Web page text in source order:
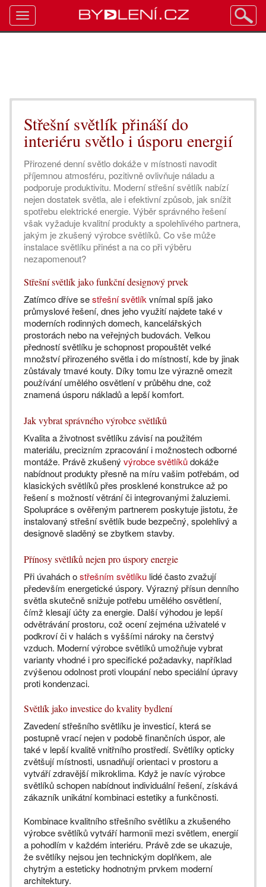
Střešní světlík přináší do
interiéru světlo i úsporu energií
Přirozené denní světlo dokáže v místnosti navodit
příjemnou atmosféru, pozitivně ovlivňuje náladu a
podporuje produktivitu. Moderní střešní světlík nabízí
nejen dostatek světla, ale i efektivní způsob, jak snížit
spotřebu elektrické energie. Výběr správného řešení
však vyžaduje kvalitní produkty a spolehlivého partnera,
jakým je zkušený výrobce světlíků. Co vše může
instalace světlíku přinést a na co při výběru
nezapomenout?
Střešní světlík jako funkční designový prvek
Zatímco dříve sestřešní světlík vnímal spíš jako
průmyslové řešení, dnes jeho využití najdete také v
moderních rodinných domech, kancelářských
prostorách nebo na veřejných budovách. Velkou
předností světlíku je schopnost propouštět velké
množství přirozeného světla i do místností, kde by jinak
zůstávaly tmavé kouty. Díky tomu lze výrazně omezit
používání umělého osvětlení v průběhu dne, což
znamená úsporu nákladů a lepší komfort.
Jak vybrat správného výrobce světlíků
Kvalita a životnost světlíku závisí na použitém
materiálu, precizním zpracování i možnostech odborné
montáže. Právě zkušený výrobce světlíkůdokáže
nabídnout produkty přesně na míru vašim potřebám, od
klasických světlíků přes prosklené konstrukce až po
řešení s možností větrání či integrovanými žaluziemi.
Spolupráce s ověřeným partnerem poskytuje jistotu, že
instalovaný střešní světlík bude bezpečný, spolehlivý a
designově sladěný se zbytkem stavby.
Přínosy světlíků nejen pro úspory energie
Při úvahách ostřešním světlíku lidé často zvažují
především energetické úspory. Výrazný přísun denního
světla skutečně snižuje potřebu umělého osvětlení,
čímž klesají účty za energie. Další výhodou je lepší
odvětrávání prostoru, což ocení zejména uživatelé v
podkroví či v halách s vyššími nároky na čerstvý
vzduch. Moderní výrobce světlíků umožňuje vybrat
varianty vhodné i pro specifické požadavky, například
zvýšenou odolnost proti vloupání nebo speciální úpravy
proti kondenzaci.
Světlík jako investice do kvality bydlení
Zavedení střešního světlíku je investicí, která se
postupně vrací nejen v podobě finančních úspor, ale
také v lepší kvalitě vnitřního prostředí. Světlíky opticky
zvětšují místnosti, usnadňují orientaci v prostoru a
vytváří zdravější mikroklima. Když je navíc výrobce
světlíků schopen nabídnout individuální řešení, získává
zákazník unikátní kombinaci estetiky a funkčnosti.
Kombinace kvalitního střešního světlíku a zkušeného
výrobce světlíků vytváří harmonii mezi světlem, energií
a pohodlím v každém interiéru. Právě zde se ukazuje,
že světlíky nejsou jen technickým doplňkem, ale
chytrým a esteticky hodnotným prvkem moderní
architektury.
Toggle
navigation